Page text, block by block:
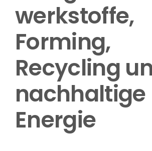
werk­stoffe,
Forming,
Recycling
nach­haltige
Energie